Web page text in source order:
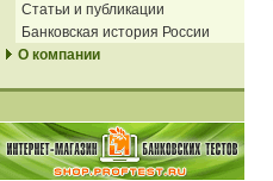
Статьи и публикации
Банковская история России
О компании